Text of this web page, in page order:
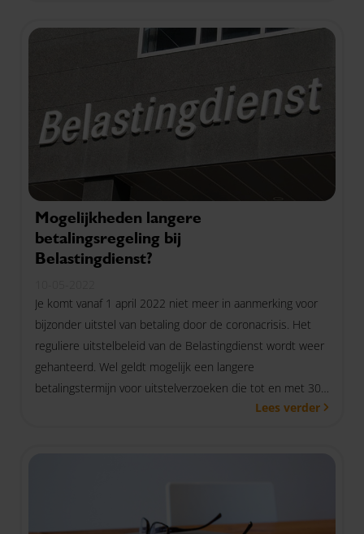
Mogelijkheden langere
betalingsregeling bij
Belastingdienst?
Je komt vanaf 1 april 2022 niet meer in aanmerking voor
bijzonder uitstel van betaling door de coronacrisis. Het
reguliere uitstelbeleid van de Belastingdienst wordt weer
gehanteerd. Wel geldt mogelijk een langere
betalingstermijn voor uitstelverzoeken die tot en met 30
Lees verder